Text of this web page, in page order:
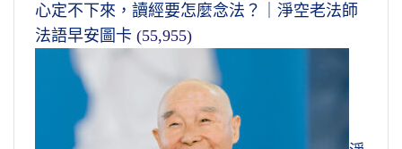
心定不下來，讀經要怎麼念法？｜淨空老法師
法語早安圖卡 (55,955)